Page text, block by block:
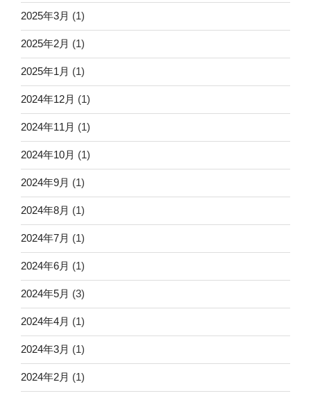
2025年3月 (1)
2025年2月 (1)
2025年1月 (1)
2024年12月 (1)
2024年11月 (1)
2024年10月 (1)
2024年9月 (1)
2024年8月 (1)
2024年7月 (1)
2024年6月 (1)
2024年5月 (3)
2024年4月 (1)
2024年3月 (1)
2024年2月 (1)